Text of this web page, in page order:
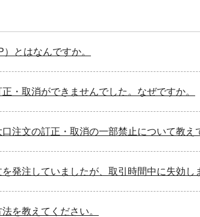
とはなんですか。
・取消ができませんでした。なぜですか。
注文の訂正・取消の一部禁止について教え
発注していましたが、取引時間中に失効し
を教えてください。